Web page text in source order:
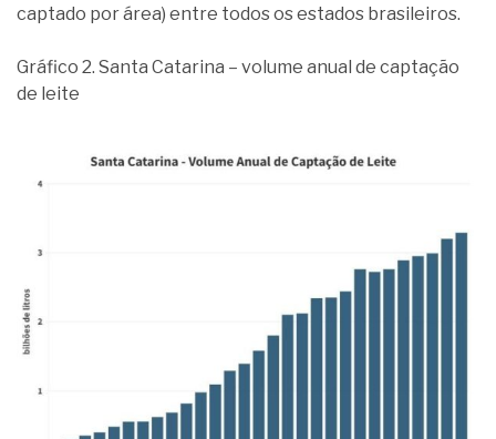
captado por área) entre todos os estados brasileiros.
Gráfico 2. Santa Catarina – volume anual de captação
de leite